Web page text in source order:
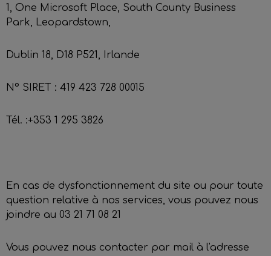
1, One Microsoft Place, South County Business
Park, Leopardstown,
Dublin 18, D18 P521, Irlande
N° SIRET : 419 423 728 00015
Tél. :+353 1 295 3826
En cas de dysfonctionnement du site ou pour toute
question relative à nos services, vous pouvez nous
joindre au 03 21 71 08 21
Vous pouvez nous contacter par mail à l'adresse